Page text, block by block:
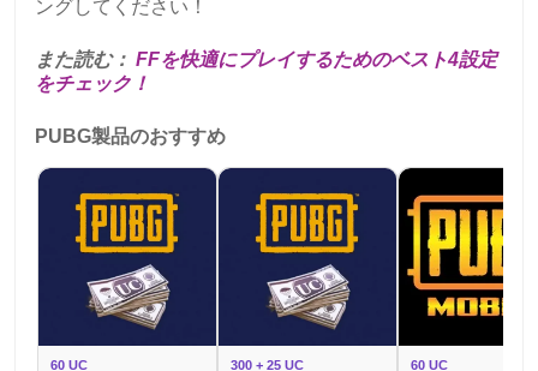
ングしてください！
また読む： FFを快適にプレイするためのベスト4設定
をチェック！
PUBG製品のおすすめ
60 UC 300 + 25 UC 60 UC